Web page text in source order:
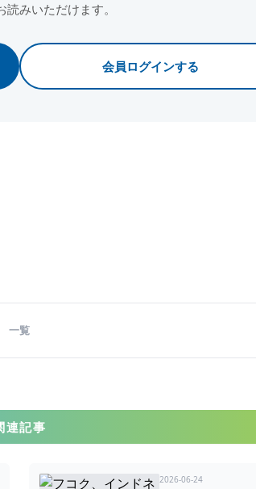
みいただけます。
会員ログインする
一覧
連記事
2026-06-24